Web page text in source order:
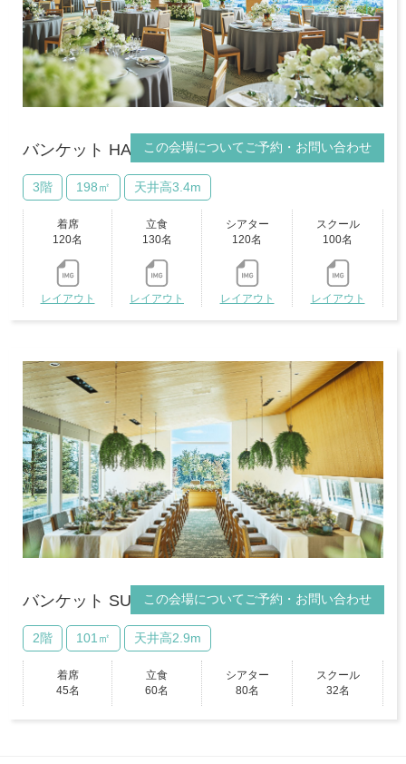
この会場についてご予約・お問い合わせ
バンケット HAKU
3階 198㎡ 天井高3.4m
着席
120名
レイアウト
立食
130名
レイアウト
シアター
120名
レイアウト
スクール
100名
レイアウト
この会場についてご予約・お問い合わせ
バンケット SUI
2階 101㎡ 天井高2.9m
着席
45名
立食
60名
シアター
80名
スクール
32名